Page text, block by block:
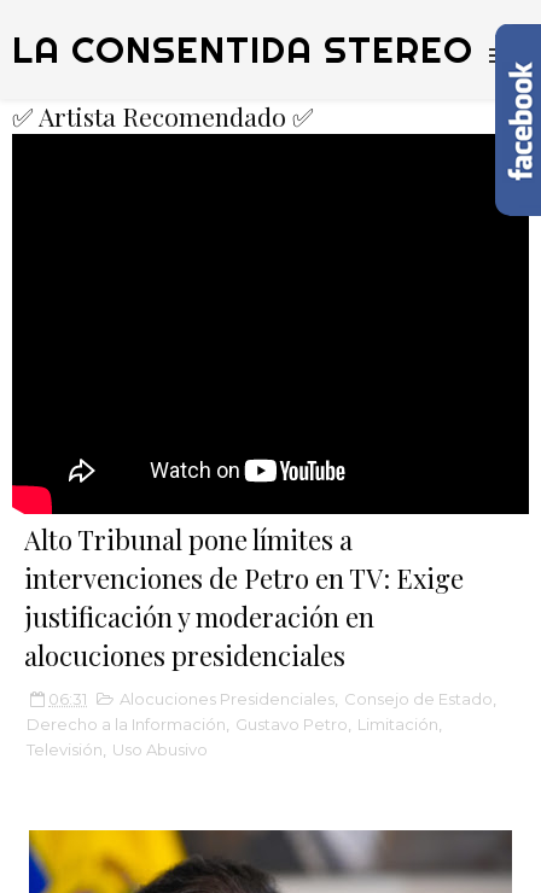
LA CONSENTIDA STEREO
✅ Artista Recomendado ✅
Alto Tribunal pone límites a
intervenciones de Petro en TV: Exige
justificación y moderación en
alocuciones presidenciales
06:31 Alocuciones Presidenciales Consejo de Estado
Derecho a la Información
Gustavo Petro Limitación
Televisión
Uso Abusivo